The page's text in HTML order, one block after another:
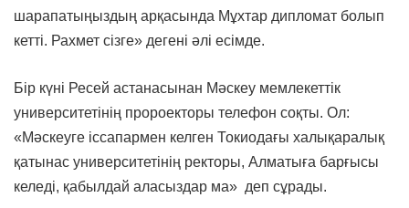
шарапатыңыздың арқасында Мұхтар дипломат болып
кетті. Рахмет сізге» дегені әлі есімде.
Бір күні Ресей астанасынан Мәскеу мемлекеттік
университетінің пророекторы телефон соқты. Ол:
«Мәскеуге іссапармен келген Токиодағы халықаралық
қатынас университетінің ректоры, Алматыға барғысы
келеді, қабылдай аласыздар ма» деп сұрады.